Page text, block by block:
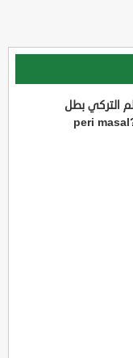
التركي بطل